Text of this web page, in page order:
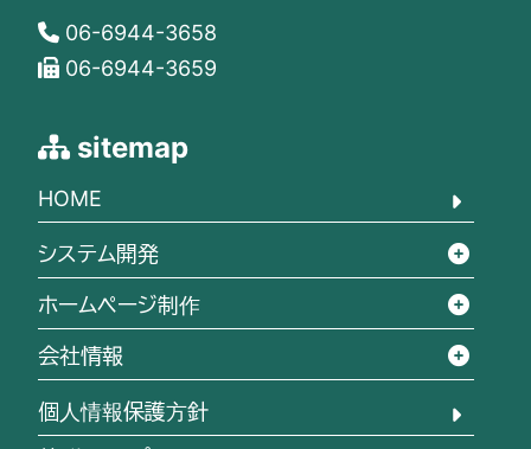
06-6944-3658
06-6944-3659
sitemap
HOME
システム開発
ホームページ制作
会社情報
個人情報保護方針